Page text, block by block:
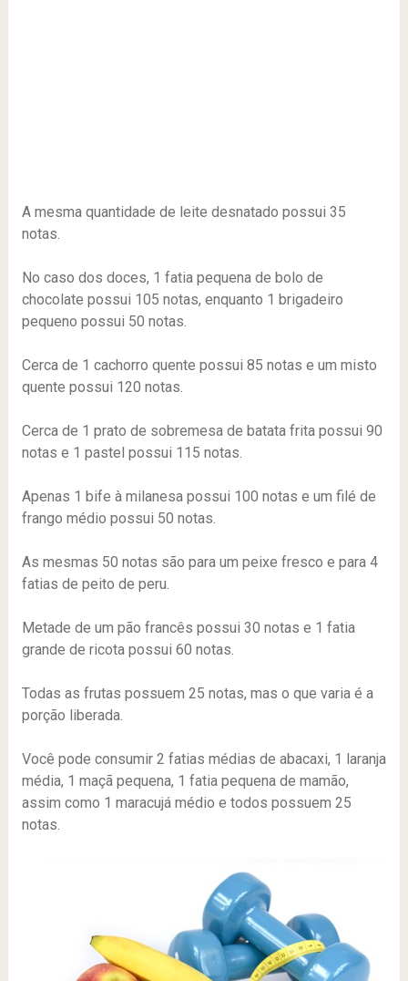
A mesma quantidade de leite desnatado possui 35
notas.
No caso dos doces, 1 fatia pequena de bolo de
chocolate possui 105 notas, enquanto 1 brigadeiro
pequeno possui 50 notas.
Cerca de 1 cachorro quente possui 85 notas e um misto
quente possui 120 notas.
Cerca de 1 prato de sobremesa de batata frita possui 90
notas e 1 pastel possui 115 notas.
Apenas 1 bife à milanesa possui 100 notas e um filé de
frango médio possui 50 notas.
As mesmas 50 notas são para um peixe fresco e para 4
fatias de peito de peru.
Metade de um pão francês possui 30 notas e 1 fatia
grande de ricota possui 60 notas.
Todas as frutas possuem 25 notas, mas o que varia é a
porção liberada.
Você pode consumir 2 fatias médias de abacaxi, 1 laranja
média, 1 maçã pequena, 1 fatia pequena de mamão,
assim como 1 maracujá médio e todos possuem 25
notas.